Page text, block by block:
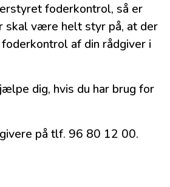
foderkontrol, så er
skal være helt styr på, at der
af din rådgiver i
dig, hvis du har brug for
på tlf. 96 80 12 00.